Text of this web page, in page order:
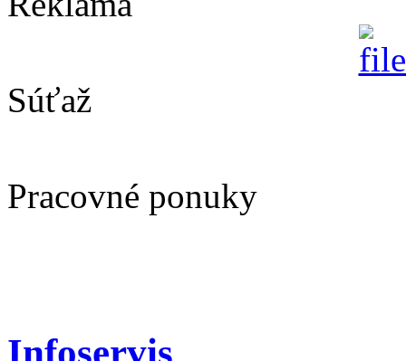
Súťaž
Pracovné ponuky
Infoservis